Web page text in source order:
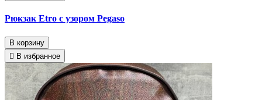
Рюкзак Etro с узором Pegaso
В корзину
В избранное